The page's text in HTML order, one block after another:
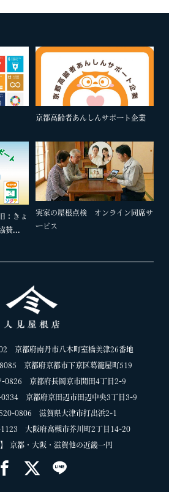
京都高齢者あんしんサポート企業
：きょ
賛...
実家の屋根点検 オンライン同席サ
ービス
京都府南丹市八木町室橋美津26番地
京都府京都市下京区葛籠屋町519
0826 京都府長岡京市開田4丁目2-9
0334 京都府京田辺市田辺中央3丁目3-9
520-0806 滋賀県大津市打出浜2-1
1123 大阪府高槻市芥川町2丁目14-20
京都・大阪・滋賀他の近畿一円